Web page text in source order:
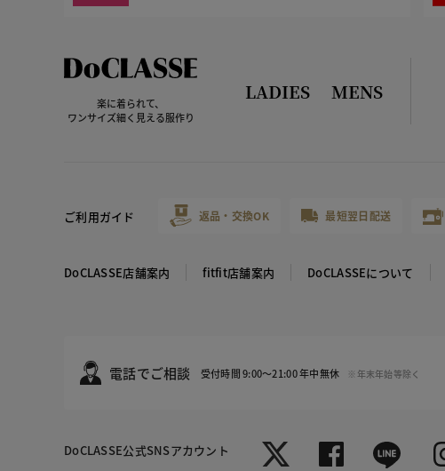
楽に着られて、
ワンサイズ細く見える服作り
LADIES MENS
ご利用ガイド 返品・交換OK 最短翌日配送
DoCLASSE店舗案内 fitfit店舗案内 DoCLASSEについて
電話でご相談 受付時間 9:00～21:00 年中無休 ※年末年始等除く
DoCLASSE公式SNSアカウント